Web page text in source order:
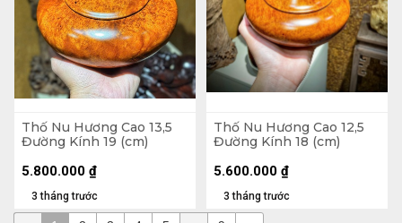
Thố Nu Hương Cao 13,5
Đường Kính 19 (cm)
3 tháng trước
5.800.000 ₫
Thố Nu Hương Cao 12,5
Đường Kính 18 (cm)
3 tháng trước
5.600.000 ₫